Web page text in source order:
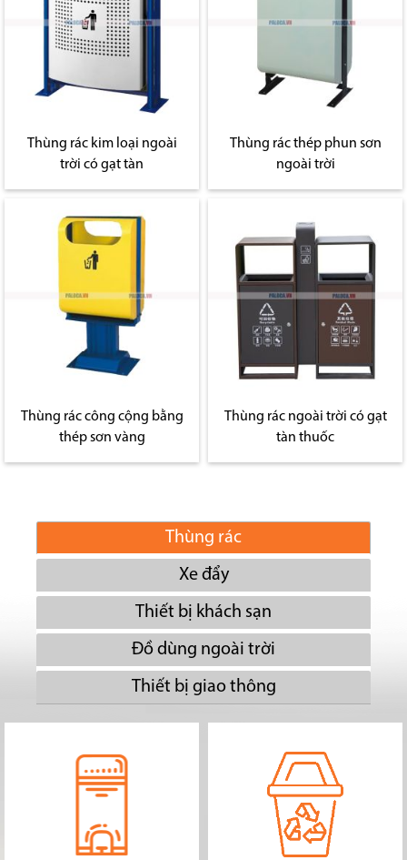
Thùng rác kim loại ngoài
trời có gạt tàn
Thùng rác thép phun sơn
ngoài trời
Thùng rác công cộng bằng
thép sơn vàng
Thùng rác ngoài trời có gạt
tàn thuốc
Thùng rác
Xe đẩy
Thiết bị khách sạn
Đồ dùng ngoài trời
Thiết bị giao thông